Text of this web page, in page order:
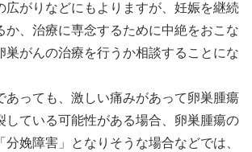
広がりなどにもよりますが、妊娠を継続
か、治療に専念するために中絶をおこな
巣がんの治療を行うか相談することにな
あっても、激しい痛みがあって卵巣腫瘍
している可能性がある場合、卵巣腫瘍の
娩障害」となりそうな場合などでは、